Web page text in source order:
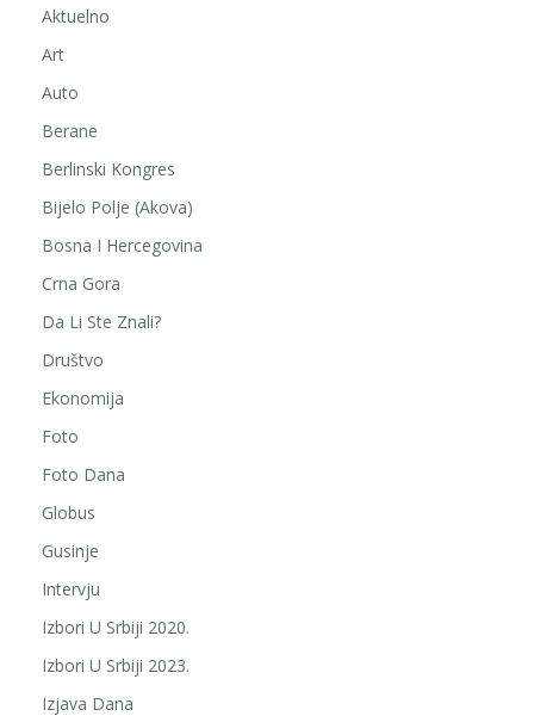
Aktuelno
Art
Auto
Berane
Berlinski Kongres
Bijelo Polje (Akova)
Bosna I Hercegovina
Crna Gora
Da Li Ste Znali?
Društvo
Ekonomija
Foto
Foto Dana
Globus
Gusinje
Intervju
Izbori U Srbiji 2020.
Izbori U Srbiji 2023.
Izjava Dana